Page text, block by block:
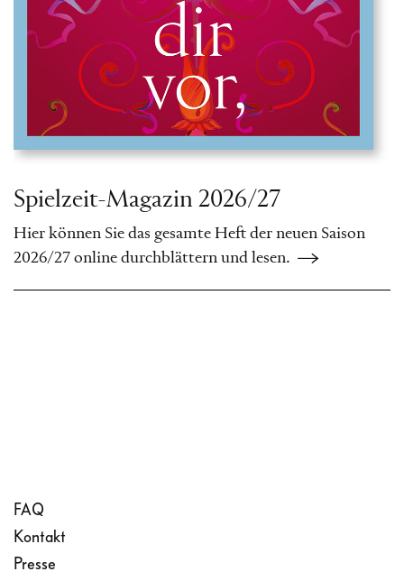
Spielzeit-Magazin 2026/27
Hier können Sie das gesamte Heft der neuen Saison
2026/27 online durchblättern und lesen.
FAQ
Kontakt
Presse